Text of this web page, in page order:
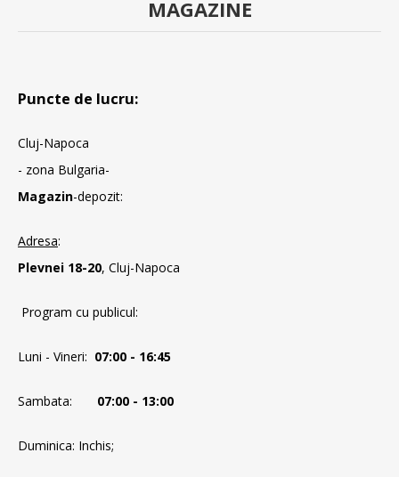
MAGAZINE
Puncte de lucru:
Cluj-Napoca
- zona Bulgaria-
Magazin-depozit:
Adresa:
Plevnei 18-20, Cluj-Napoca
Program cu publicul:
Luni - Vineri: 07:00 - 16:45
Sambata: 07:00 - 13:00
Duminica: Inchis;